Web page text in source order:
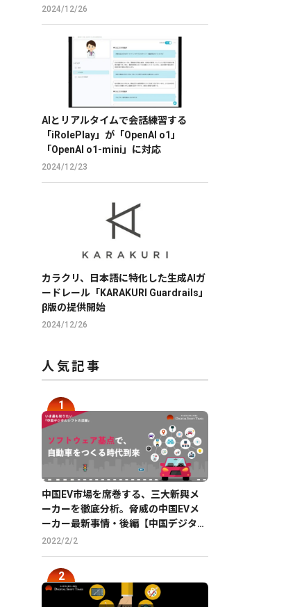
【GMO ReTech】
2024/12/26
AIとリアルタイムで会話練習する
「iRolePlay」が「OpenAI o1」
「OpenAI o1-mini」に対応
2024/12/23
カラクリ、日本語に特化した生成AIガ
ードレール「KARAKURI Guardrails」
β版の提供開始
2024/12/26
人気記事
中国EV市場を席巻する、三大新興メ
ーカーを徹底分析。脅威の中国EVメ
ーカー最新事情・後編【中国デジタル
企業最前線】
2022/2/2